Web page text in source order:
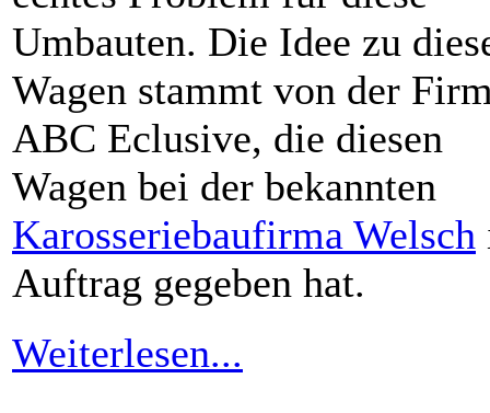
Umbauten. Die Idee zu
Wagen stammt von der
ABC Eclusive, die diesen
Wagen bei der bekannten
Karosseriebaufirma Welsch
Auftrag gegeben hat.
Weiterlesen...